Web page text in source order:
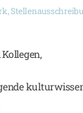
,